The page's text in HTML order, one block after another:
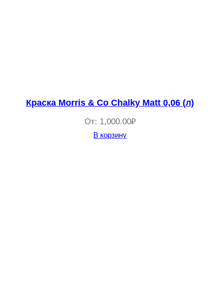
Краска Morris & Co Chalky Matt 0,06 (л)
От: 1,000.00₽
В корзину